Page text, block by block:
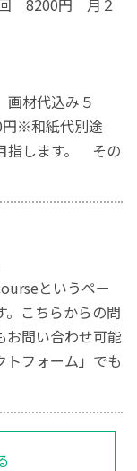
8200円 月２
材代込み５
※和紙代別途
指します。 その
というペー
。こちらからの問
お問い合わせ可能
トフォーム」でも